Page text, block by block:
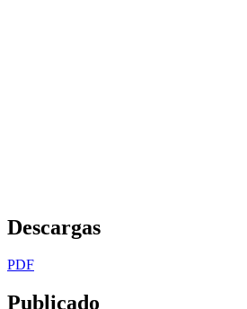
Descargas
PDF
Publicado